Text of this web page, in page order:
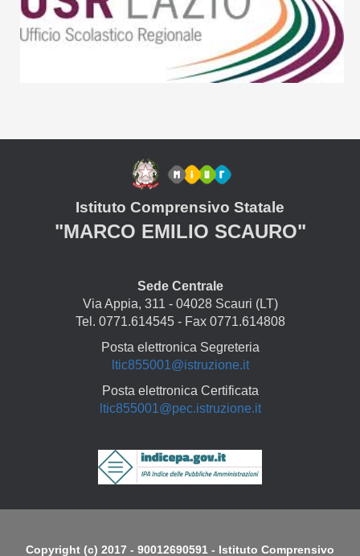
Istituto Comprensivo Statale
"MARCO EMILIO SCAURO"
Sede Centrale
Via Appia, 311 - 04028 Scauri (LT)
Tel. 0771.614545 - Fax 0771.614808
Posta elettronica Segreteria
ltic855001@istruzione.it
Posta elettronica Certificata
ltic855001@pec.istruzione.it
Copyright (c) 2017 - 90012690591 - Istituto Comprensivo